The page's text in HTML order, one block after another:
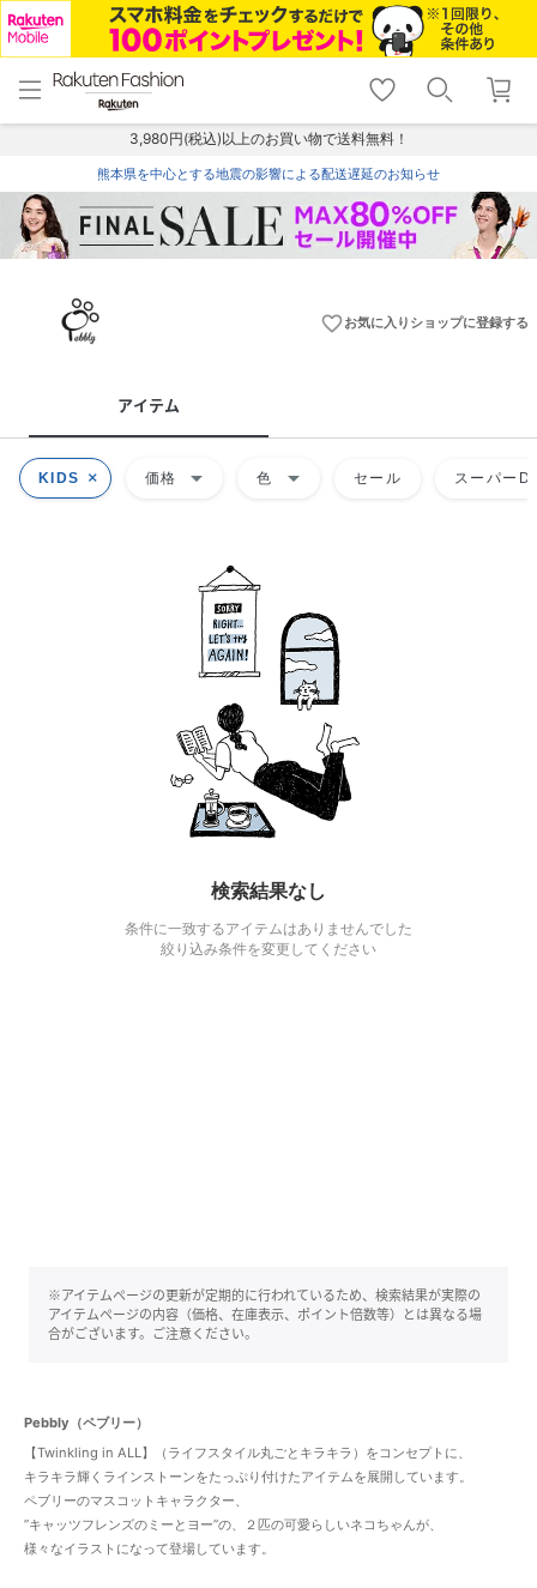
menu home
トップ
shopping_cart lock_outline
ログイン
3,980円(税込)以上のお買い物で送料無料！
熊本県を中心とする地震の影響による配送遅延のお知らせ
favorite_borderお気に入りショップに登録する
アイテム
KIDS 価格 arrow_drop_down 色 arrow_drop_down セール スーパー
検索結果なし
条件に一致するアイテムはありませんでした
絞り込み条件を変更してください
※アイテムページの更新が定期的に行われているため、検索結果が実際の
アイテムページの内容（価格、在庫表示、ポイント倍数等）とは異なる場
合がございます。ご注意ください。
Pebbly（ペブリー）
【Twinkling in ALL】（ライフスタイル丸ごとキラキラ）をコンセプトに、
キラキラ輝くラインストーンをたっぷり付けたアイテムを展開しています。
ペブリーのマスコットキャラクター、
”キャッツフレンズのミーとヨー”の、２匹の可愛らしいネコちゃんが、
様々なイラストになって登場しています。